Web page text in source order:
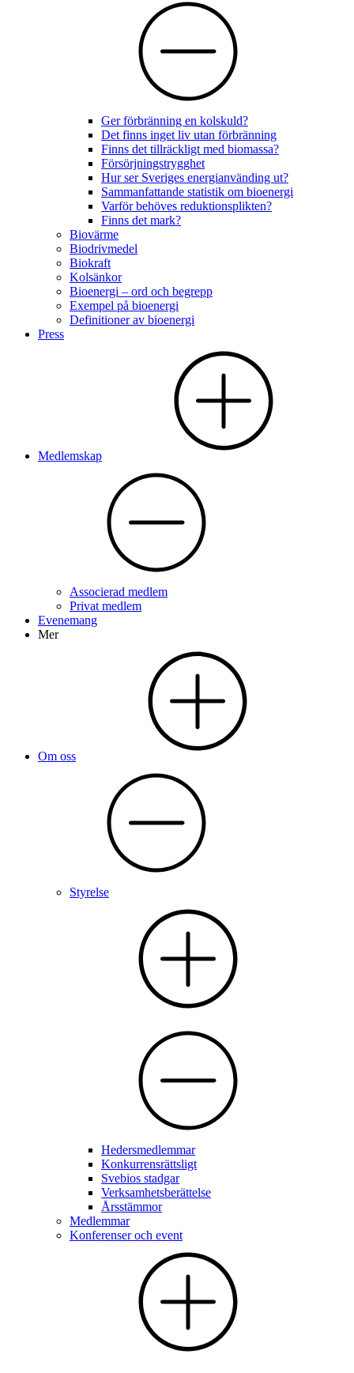
Ger förbränning en kolskuld?
Det finns inget liv utan förbränning
Finns det tillräckligt med biomassa?
Försörjningstrygghet
Hur ser Sveriges energianvänding ut?
Sammanfattande statistik om bioenergi
Varför behöves reduktionsplikten?
Finns det mark?
Biovärme
Biodrivmedel
Biokraft
Kolsänkor
Bioenergi – ord och begrepp
Exempel på bioenergi
Definitioner av bioenergi
Press
Medlemskap
Associerad medlem
Privat medlem
Evenemang
Mer
Om oss
Styrelse
Hedersmedlemmar
Konkurrensrättsligt
Svebios stadgar
Verksamhetsberättelse
Årsstämmor
Medlemmar
Konferenser och event